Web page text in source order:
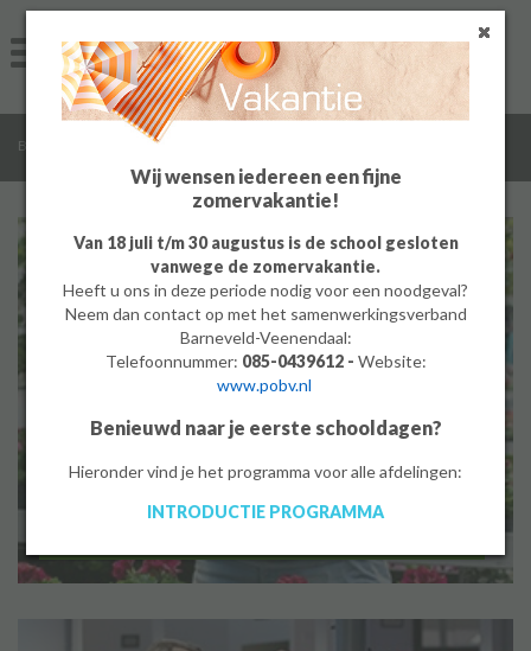
Wij wensen iedereen een fijne
zomervakantie!
Van 18 juli t/m 30 augustus is de school gesloten
vanwege de zomervakantie.
Heeft u ons in deze periode nodig voor een noodgeval?
Neem dan contact op met het samenwerkingsverband
Barneveld-Veenendaal:
Telefoonnummer: 085-0439612 - Website:
www.pobv.nl
Benieuwd naar je eerste schooldagen?
Hieronder vind je het programma voor alle afdelingen:
INTRODUCTIE PROGRAMMA
Algemeen
Leerlingen
Werken bij
Bedrijf
Bedrijf
BEDRIJF IN BEELD